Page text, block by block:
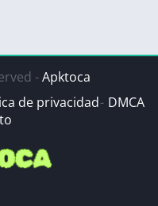
-Apktoca
de privacidad DMCA